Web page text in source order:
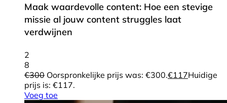
Maak waardevolle content: Hoe een stevige
missie al jouw content struggles laat
verdwijnen
2
8
€300 Oorspronkelijke prijs was: €300.€117Huidige
prijs is: €117.
Voeg toe